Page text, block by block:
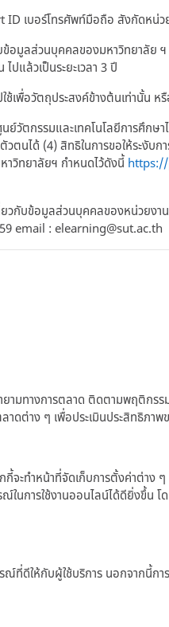
เบอร์โทรศัพท์มือถือ สังกัดหน่วย
ส่วนบุคคลของมหาวิทยาลัย ฯ แ
แล้วเป็นระยะเวลา 3 ปี
ช้เพื่อวัตถุประสงค์ข้างต้นเท่านั้น
รรมและเทคโนโลยีการศึกษาไ
ได้ (4) สิทธิในการขอให้ระงับ
าวิทยาลัยฯ กำหนดไว้ดังนี้
ยวกับข้อมูลส่วนบุคคลของหน่วยง
email : elearning@sut.ac.th
ทางการตลาด ติดตามพฤติกรรม
ดต่าง ๆ เพื่อประเมินประสิทธิภาพ
ทำหน้าที่จัดเก็บการตั้งค่าต่าง ๆ
ณ์ในการใช้งานออนไลน์ได้ดียิ่งขึ้
ที่ดีให้กับผู้ใช้บริการ นอกจากนี้กา